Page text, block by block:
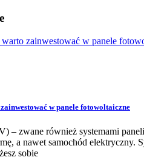
w panele fotowoltaiczne
– zwane również systemami
a nawet samochód elektryczny.
sobie